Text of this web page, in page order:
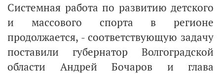
Системная работа по развитию детского
и массового спорта в регионе
продолжается, - соответствующую задачу
поставили губернатор Волгоградской
области Андрей Бочаров и глава